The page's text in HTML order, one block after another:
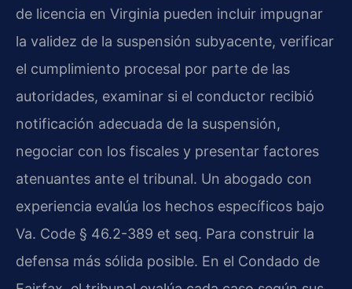
de licencia en Virginia pueden incluir impugnar
la validez de la suspensión subyacente, verificar
el cumplimiento procesal por parte de las
autoridades, examinar si el conductor recibió
notificación adecuada de la suspensión,
negociar con los fiscales y presentar factores
atenuantes ante el tribunal. Un abogado con
experiencia evalúa los hechos específicos bajo
Va. Code § 46.2-389 et seq. Para construir la
defensa más sólida posible. En el Condado de